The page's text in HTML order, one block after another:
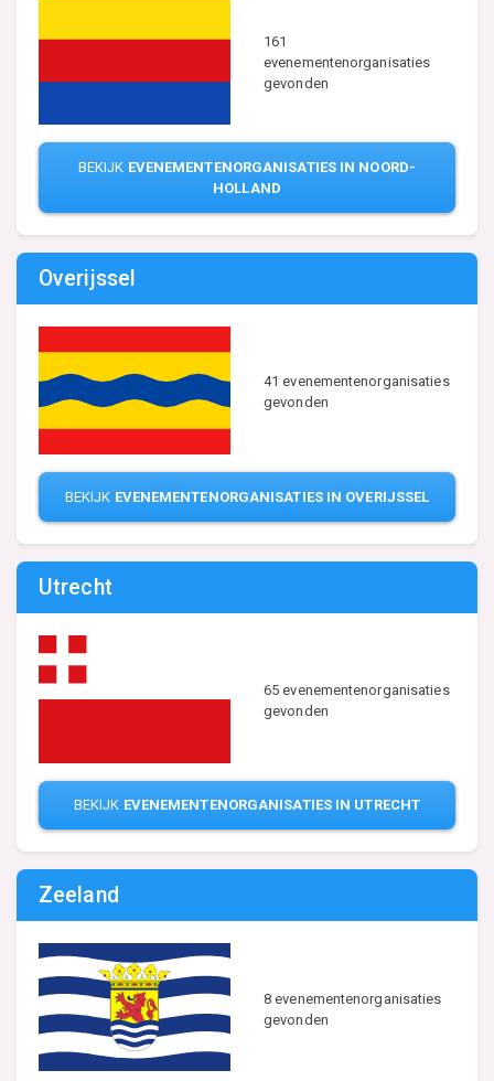
161
evenementenorganisaties
gevonden
BEKIJK EVENEMENTENORGANISATIES IN NOORD-
HOLLAND
Overijssel
41 evenementenorganisaties
gevonden
BEKIJK EVENEMENTENORGANISATIES IN OVERIJSSEL
Utrecht
65 evenementenorganisaties
gevonden
BEKIJK EVENEMENTENORGANISATIES IN UTRECHT
Zeeland
8 evenementenorganisaties
gevonden